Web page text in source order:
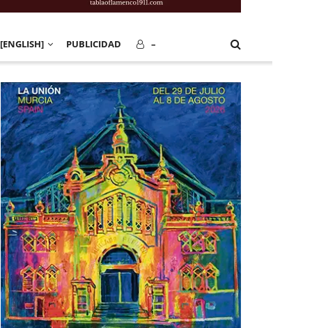
[ENGLISH] PUBLICIDAD –